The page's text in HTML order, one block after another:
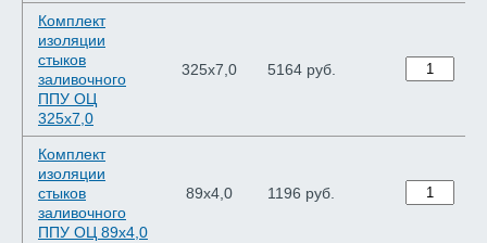
Комплект
изоляции
стыков
заливочного
ППУ ОЦ
325х7,0
325х7,0 5164 руб.
Комплект
изоляции
стыков
заливочного
ППУ ОЦ 89х4,0
89х4,0 1196 руб.